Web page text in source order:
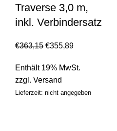
Traverse 3,0 m,
inkl. Verbindersatz
€363,15 €355,89
Enthält 19% MwSt.
zzgl. Versand
Lieferzeit: nicht angegeben